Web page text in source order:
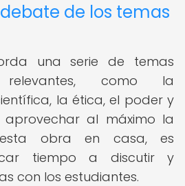
de los temas
una serie de temas
como la
la ética, el poder y
al máximo la
obra en casa, es
tiempo a discutir y
con los estudiantes.